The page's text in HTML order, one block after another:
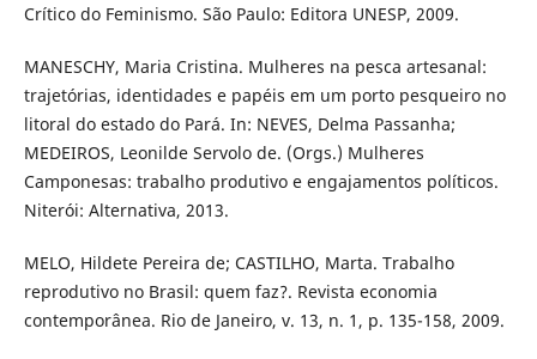
Crítico do Feminismo. São Paulo: Editora UNESP, 2009.
MANESCHY, Maria Cristina. Mulheres na pesca artesanal:
trajetórias, identidades e papéis em um porto pesqueiro no
litoral do estado do Pará. In: NEVES, Delma Passanha;
MEDEIROS, Leonilde Servolo de. (Orgs.) Mulheres
Camponesas: trabalho produtivo e engajamentos políticos.
Niterói: Alternativa, 2013.
MELO, Hildete Pereira de; CASTILHO, Marta. Trabalho
reprodutivo no Brasil: quem faz?. Revista economia
contemporânea. Rio de Janeiro, v. 13, n. 1, p. 135-158, 2009.